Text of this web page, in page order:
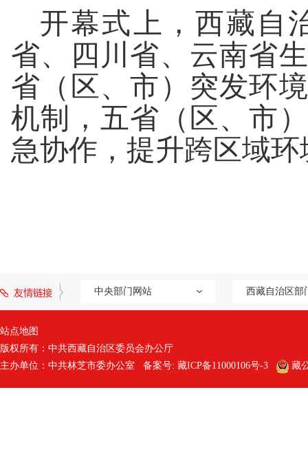
开幕式上，西藏自
省、四川省、云南省
省（区、市）突发环
机制，五省（区、市
急协作，提升跨区域
中央部门网站 西藏自治区部
站点地图
版权所有：中共西藏自治区委员会办公厅
主办单位：中共林芝市委办公室 备案号: 藏ICP备11000106号-3 藏